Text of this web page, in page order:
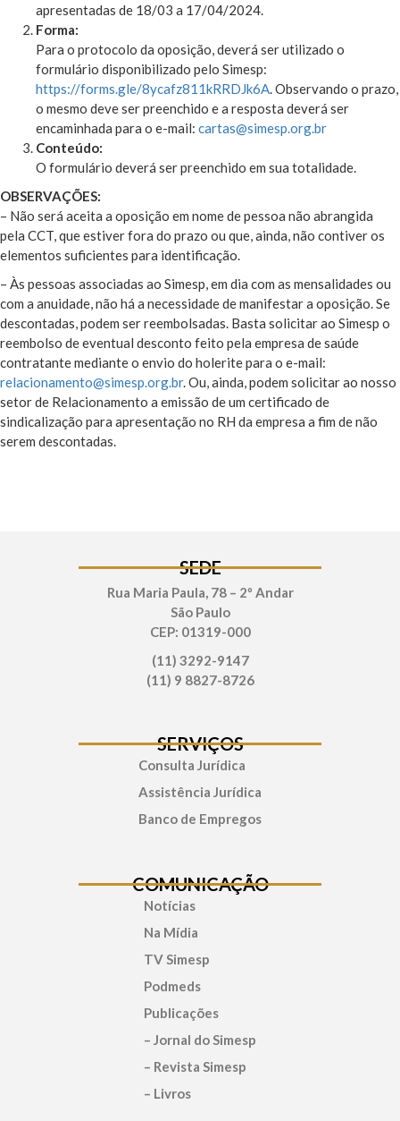
apresentadas de 18/03 a 17/04/2024.
Forma:
Para o protocolo da oposição, deverá ser utilizado o
formulário disponibilizado pelo Simesp:
https://forms.gle/8ycafz811kRRDJk6A. Observando o prazo,
o mesmo deve ser preenchido e a resposta deverá ser
encaminhada para o e-mail: cartas@simesp.org.br
Conteúdo:
O formulário deverá ser preenchido em sua totalidade.
OBSERVAÇÕES:
– Não será aceita a oposição em nome de pessoa não abrangida
pela CCT, que estiver fora do prazo ou que, ainda, não contiver os
elementos suficientes para identificação.
– Às pessoas associadas ao Simesp, em dia com as mensalidades ou
com a anuidade, não há a necessidade de manifestar a oposição. Se
descontadas, podem ser reembolsadas. Basta solicitar ao Simesp o
reembolso de eventual desconto feito pela empresa de saúde
contratante mediante o envio do holerite para o e-mail:
relacionamento@simesp.org.br. Ou, ainda, podem solicitar ao nosso
setor de Relacionamento a emissão de um certificado de
sindicalização para apresentação no RH da empresa a fim de não
serem descontadas.
SEDE
Rua Maria Paula, 78 – 2º Andar
São Paulo
CEP: 01319-000
(11) 3292-9147
(11) 9 8827-8726
SERVIÇOS
Consulta Jurídica
Assistência Jurídica
Banco de Empregos
COMUNICAÇÃO
Notícias
Na Mídia
TV Simesp
Podmeds
Publicações
– Jornal do Simesp
– Revista Simesp
– Livros